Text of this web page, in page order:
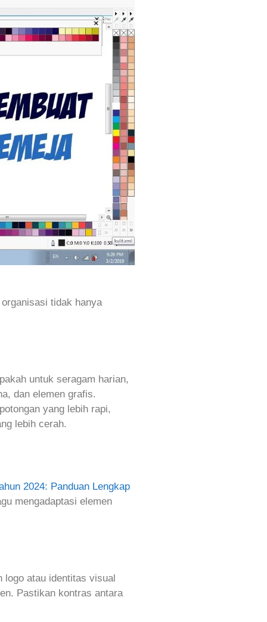
tidak hanya
untuk seragam harian,
dan elemen grafis.
yang lebih rapi,
lebih cerah.
2024: Panduan Lengkap
mengadaptasi elemen
logo atau identitas visual
Pastikan kontras antara